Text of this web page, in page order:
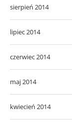
sierpień 2014
lipiec 2014
czerwiec 2014
maj 2014
kwiecień 2014